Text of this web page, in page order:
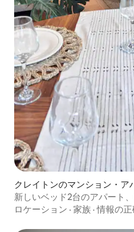
クレイトンのマンション・ア
新しいベッド2台のアパート
ロケーション · 家族 ·情報の正